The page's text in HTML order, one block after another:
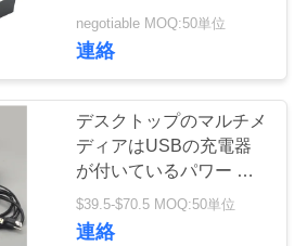
アウトレッ
フリップ
190
negotiable MOQ:50単位
連絡
デスクトップのマルチメ
ディアはUSBの充電器
が付いているパワー ア
ウトレットの上で弾く
$39.5-$70.5 MOQ:50単位
連絡